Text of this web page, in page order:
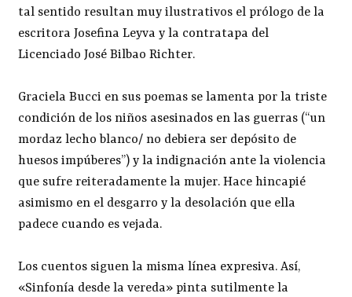
tal sentido resultan muy ilustrativos el prólogo de la
escritora Josefina Leyva y la contratapa del
Licenciado José Bilbao Richter.
Graciela Bucci en sus poemas se lamenta por la triste
condición de los niños asesinados en las guerras (“un
mordaz lecho blanco/ no debiera ser depósito de
huesos impúberes”) y la indignación ante la violencia
que sufre reiteradamente la mujer. Hace hincapié
asimismo en el desgarro y la desolación que ella
padece cuando es vejada.
Los cuentos siguen la misma línea expresiva. Así,
«Sinfonía desde la vereda» pinta sutilmente la